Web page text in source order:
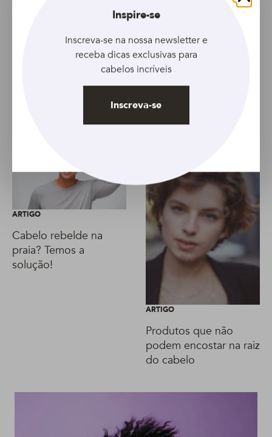
Tópicos relacionados
Cabelo sem vida Feminino Limpeza Profunda
ARTIGO
Cabelo rebelde na
praia? Temos a
solução!
ARTIGO
Produtos que não
podem encostar na raiz
do cabelo
Fechar
Inspire-se
Inscreva-se na nossa newsletter e
receba dicas exclusivas para
cabelos incríveis
Inscreva-se